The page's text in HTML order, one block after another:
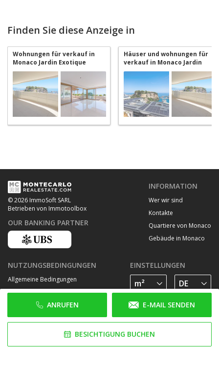
ANRUFEN E-MAIL SENDEN
BESICHTIGUNG BUCHEN
Finden Sie diese Anzeige in
Wohnungen für verkauf in
Monaco Jardin Exotique
Häuser und wohnungen für
verkauf in Monaco Jardin
Exotique
© 2026 ImmoSoft SARL
Betrieben von Immotoolbox
OUR BANKING PARTNER
INFORMATION
Wer wir sind
Kontakte
Quartiere von Monaco
Gebäude in Monaco
NUTZUNGSBEDINGUNGEN
Allgemeine Bedingungen
Datenschutz Bestimmungen
Cookie Richtlinie
EINSTELLUNGEN
FOLGE UNS AUF